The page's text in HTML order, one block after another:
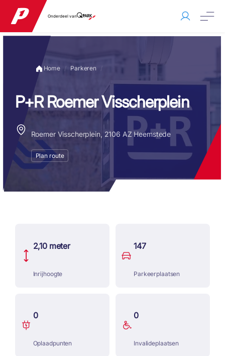
Onderdeel van
Home Parkeren
P+R Roemer Visscherplein
Roemer Visscherplein, 2106 AZ Heemstede
Plan route
2,10 meter
Inrijhoogte
147
Parkeerplaatsen
0
Oplaadpunten
0
Invalideplaatsen